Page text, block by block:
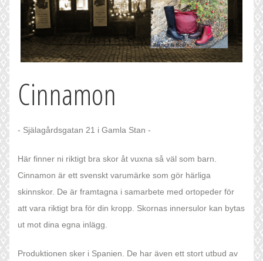
Cinnamon
- Själagårdsgatan 21 i Gamla Stan -
Här finner ni riktigt bra skor åt vuxna så väl som barn.
Cinnamon är ett svenskt varumärke som gör härliga
skinnskor. De är framtagna i samarbete med ortopeder för
att vara riktigt bra för din kropp. Skornas innersulor kan bytas
ut mot dina egna inlägg.
Produktionen sker i Spanien. De har även ett stort utbud av